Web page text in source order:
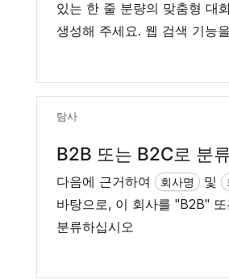
있는 한 줄 분량의 맞춤형 대
생성해 주세요. 웹 검색 기능
탐사
B2B 또는 B2C로 분
다음에 근거하여 회사명 및
바탕으로, 이 회사를 "B2B"
분류하십시오